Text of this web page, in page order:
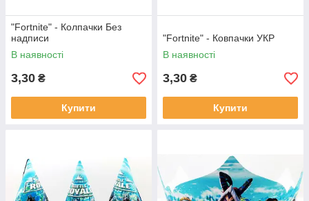
"Fortnite" - Колпачки Без
надписи
В наявності
3,30 ₴
Купити
"Fortnite" - Ковпачки УКР
В наявності
3,30 ₴
Купити